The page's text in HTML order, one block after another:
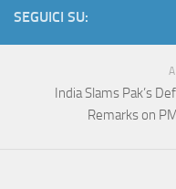
SEGUICI SU:
India Slams Pak’s
Remarks on